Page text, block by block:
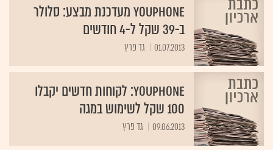
YouPhone מעדכנת מבצע: סלולר
ב-39 שקל ל-4 חודשים
01.07.2013 גד פרץ
YouPhone: לקוחות חדשים יקבלו
100 שקל לשימוש במגה
09.06.2013 גד פרץ